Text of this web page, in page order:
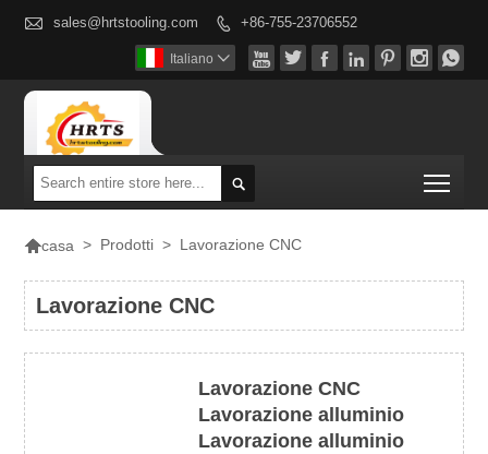
 sales@hrtstooling.com  +86-755-23706552
      
Italiano 

casa > Prodotti > Lavorazione CNC
Lavorazione CNC
Lavorazione CNC
Lavorazione alluminio
Lavorazione alluminio